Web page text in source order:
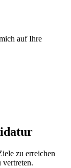
auf Ihre
zu erreichen
vertreten.